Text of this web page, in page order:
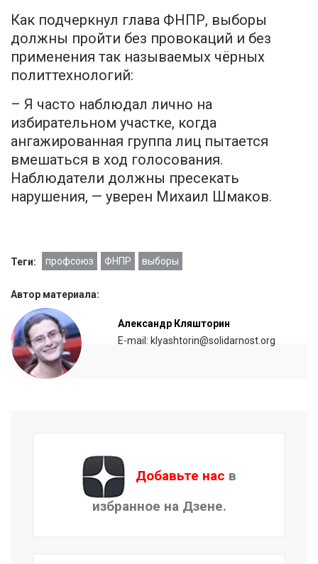
Как подчеркнул глава ФНПР, выборы
должны пройти без провокаций и без
применения так называемых чёрных
политтехнологий:
– Я часто наблюдал лично на
избирательном участке, когда
ангажированная группа лиц пытается
вмешаться в ход голосования.
Наблюдатели должны пресекать
нарушения, — уверен Михаил Шмаков.
Теги: профсоюз ФНПР выборы
Автор материала:
Александр Кляшторин
E-mail: klyashtorin@solidarnost.org
Добавьте нас в
избранное на Дзене.